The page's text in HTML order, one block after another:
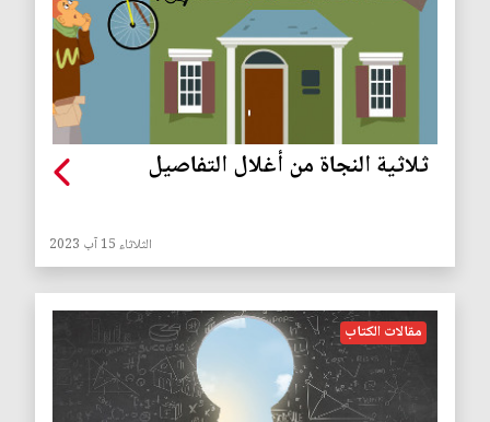
ثلاثية النجاة من أغلال التفاصيل
الثلاثاء 15 آب 2023
مقالات الكتاب